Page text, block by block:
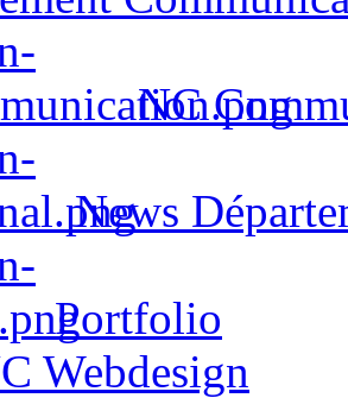
NC
News
Portfolio
Webdesign